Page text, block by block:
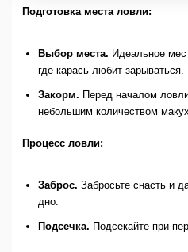
Подготовка места ловли:
Выбор места. Идеальное
где карась любит зарываться.
Закорм. Перед началом
небольшим количеством
Процесс ловли:
Заброс. Забросьте снасть и
дно.
Подсечка. Подсекайте при